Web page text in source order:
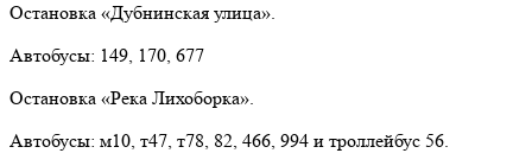
Остановка «Дубнинская улица».
Автобусы: 149, 170, 677
Остановка «Река Лихоборка».
Автобусы: м10, т47, т78, 82, 466, 994 и троллейбус 56.